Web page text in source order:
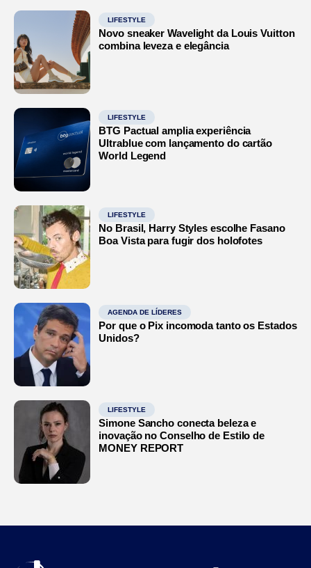
LIFESTYLE
Novo sneaker Wavelight da Louis Vuitton
combina leveza e elegância
LIFESTYLE
BTG Pactual amplia experiência
Ultrablue com lançamento do cartão
World Legend
LIFESTYLE
No Brasil, Harry Styles escolhe Fasano
Boa Vista para fugir dos holofotes
AGENDA DE LÍDERES
Por que o Pix incomoda tanto os Estados
Unidos?
LIFESTYLE
Simone Sancho conecta beleza e
inovação no Conselho de Estilo de
MONEY REPORT